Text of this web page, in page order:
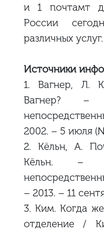
и 1 почтамт
России
различных услуг.
Источники
1. Вагнер, Л.
Вагнер? –
2002. – 5 июля
2. Кёльн, А.
Кёльн. –
– 2013. – 11
3. Ким. Когда
отделение /